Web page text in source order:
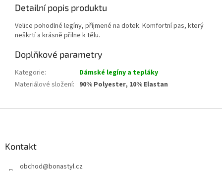
Detailní popis produktu
Velice pohodlné legíny, příjmené na dotek. Komfortní pas, který
neškrtí a krásně přilne k tělu.
Doplňkové parametry
Kategorie:
Dámské legíny a tepláky
Materiálové složení: 90% Polyester, 10% Elastan
Kontakt
obchod@bonastyl.cz